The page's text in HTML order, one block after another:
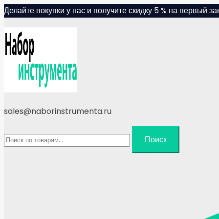
Skip
content
Делайте покупки у нас и получите скидку 5 % на первый
sales@naborinstrumenta.ru
Искать:
Поиск